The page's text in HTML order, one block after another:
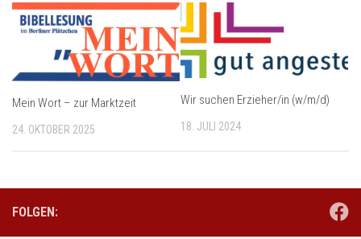
Mein Wort – zur Marktzeit
24. OKTOBER 2025
Wir suchen Erzieher/in (w/m/d)
18. JULI 2024
FOLGEN: